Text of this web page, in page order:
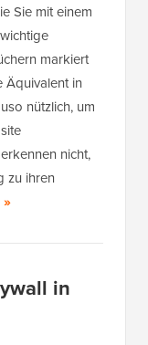
Sie mit einem
markiert
Äquivalent in
nützlich, um
nicht,
zu ihren
»
in